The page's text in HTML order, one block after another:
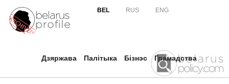
BEL RUS ENG
Дзяржава Палітыка Бізнэс Грамадства